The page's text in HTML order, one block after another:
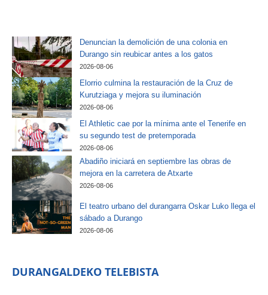
Denuncian la demolición de una colonia en
Durango sin reubicar antes a los gatos
2026-08-06
Elorrio culmina la restauración de la Cruz de
Kurutziaga y mejora su iluminación
2026-08-06
El Athletic cae por la mínima ante el Tenerife en
su segundo test de pretemporada
2026-08-06
Abadiño iniciará en septiembre las obras de
mejora en la carretera de Atxarte
2026-08-06
El teatro urbano del durangarra Oskar Luko llega el
sábado a Durango
2026-08-06
DURANGALDEKO TELEBISTA